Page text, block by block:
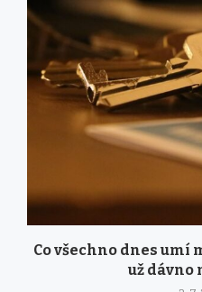
Co všechno dnes umí
už dávno